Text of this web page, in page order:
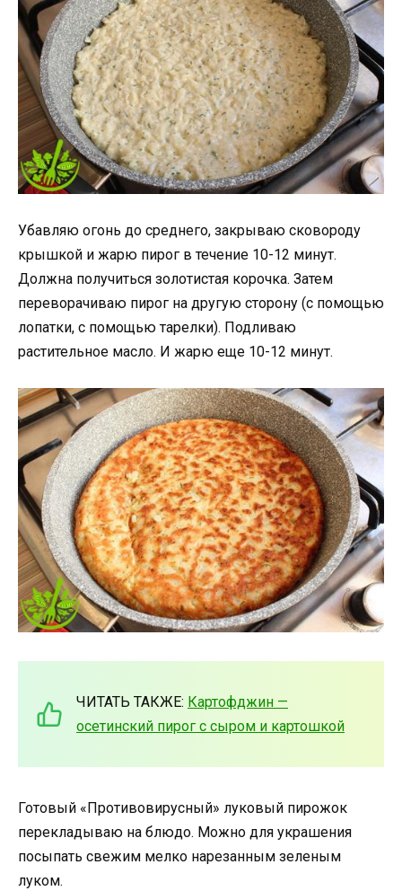
Убавляю огонь до среднего, закрываю сковороду
крышкой и жарю пирог в течение 10-12 минут.
Должна получиться золотистая корочка. Затем
переворачиваю пирог на другую сторону (с помощью
лопатки, с помощью тарелки). Подливаю
растительное масло. И жарю еще 10-12 минут.
ЧИТАТЬ ТАКЖЕ: Картофджин —
осетинский пирог с сыром и картошкой
Готовый «Противовирусный» луковый пирожок
перекладываю на блюдо. Можно для украшения
посыпать свежим мелко нарезанным зеленым
луком.